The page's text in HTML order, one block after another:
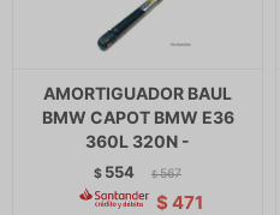
AMORTIGUADOR BAUL
BMW CAPOT BMW E36
360L 320N -
$ 554 $ 567
$ 471